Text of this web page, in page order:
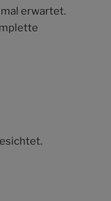
erwartet.